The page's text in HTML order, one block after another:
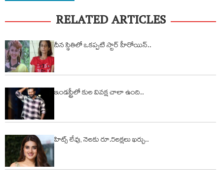
RELATED ARTICLES
దీన స్థితిలో ఒకప్పటి స్టార్ హీరోయిన్..
ఇండస్ట్రీలో కుల వివక్ష చాలా ఉంది..
హిట్స్ లేవు, నెల‌కు రూ.5ల‌క్ష‌లు ఖర్చు..